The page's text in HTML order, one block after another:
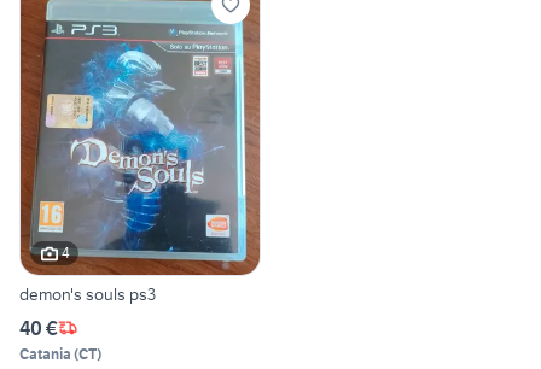
4
demon's souls ps3
40 €
Catania (CT)